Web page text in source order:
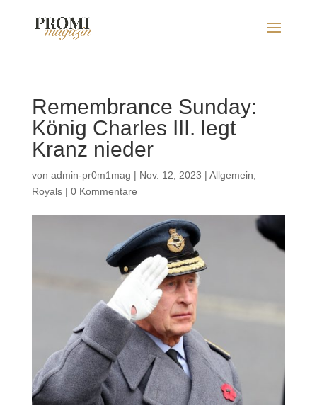
Remembrance Sunday:
König Charles III. legt
Kranz nieder
von admin-pr0m1mag | Nov. 12, 2023 | Allgemein
Royals| 0 Kommentare